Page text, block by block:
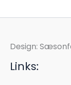
Design:
Links: